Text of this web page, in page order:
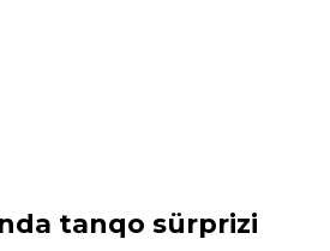
tanqo sürprizi